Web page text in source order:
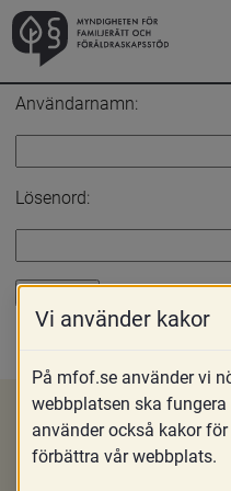
Inloggning
Användarnamn:
Lösenord:
Om MFoF
Vi använder kakor
På mfof.se använder vi
webbplatsen ska
använder också kakor
förbättra vår webbplats.